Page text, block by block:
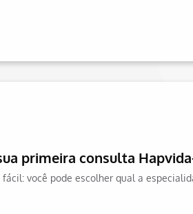
primeira consulta